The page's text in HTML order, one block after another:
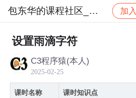
包东华的课程社区_NO_1 加入
社区 包东华的课程社区_NO_1
设置雨滴字符
C3程序猿(本人)
2025-02-25
课时名称 课时知识点